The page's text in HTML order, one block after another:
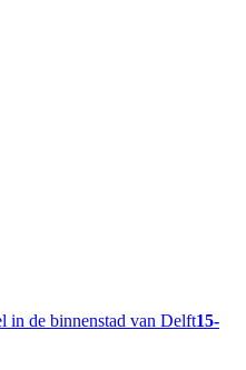
in de binnenstad van Delft15-